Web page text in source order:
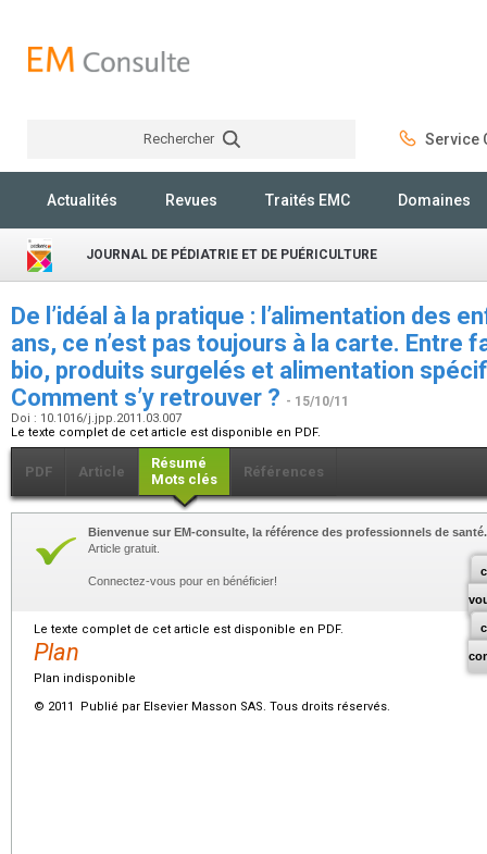
Rechercher Service
Actualités Revues Traités EMC Domaines
JOURNAL DE PÉDIATRIE ET DE PUÉRICULTURE
De l’idéal à la pratique : l’alimentation des
ans, ce n’est pas toujours à la carte. Entre
bio, produits surgelés et alimentation
Comment s’y retrouver ? - 15/10/11
Doi : 10.1016/j.jpp.2011.03.007
Le texte complet de cet article est disponible en PDF.
PDF Article
Résumé
Mots clés
Références
Bienvenue sur EM-consulte, la référence des professionnels de santé.
Article gratuit.
Connectez-vous pour en bénéficier!
Le texte complet de cet article est disponible en PDF.
Plan
Plan indisponible
© 2011 Publié par Elsevier Masson SAS. Tous droits réservés.